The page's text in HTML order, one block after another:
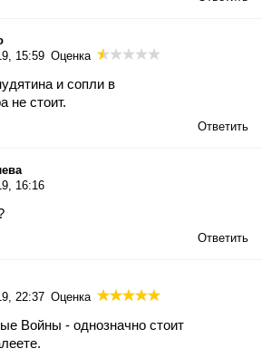
15:59 Оценка
и сопли в
не стоит.
Ответить
16:16
Ответить
22:37 Оценка
Войны - однозначно стоит